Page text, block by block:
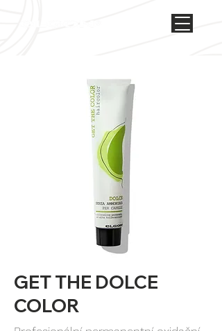
GET THE DOLCE
COLOR